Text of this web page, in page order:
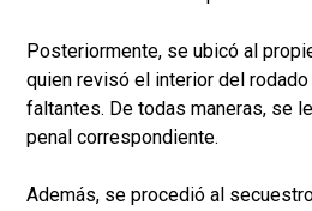
Posteriormente, se ubicó al
quien revisó el interior del
faltantes. De todas maneras, se
penal correspondiente.
Además, se procedió al